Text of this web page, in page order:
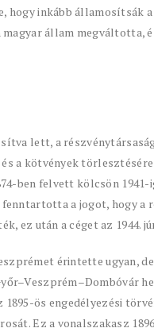
hogy inkább államosítsák
magyar állam megváltotta,
lett, a
a kötvények
ben felvett kölcsön
a jogot, hogy
ez után a céget az 1944.
érintette ugyan,
1895-ös engedélyezési
Ez a vonalszakasz